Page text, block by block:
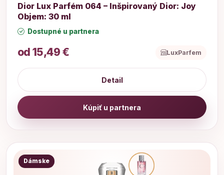
Dior Lux Parfém 064 – Inšpirovaný Dior: Joy
Objem: 30 ml
Dostupné u partnera
od 15,49 € LuxParfem
Detail
Kúpiť u partnera
Dámske